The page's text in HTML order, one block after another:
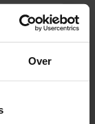
Over
€16,07